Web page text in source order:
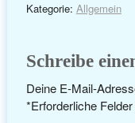
Kategorie: Allgemein
Schreibe
Deine E-Mail-
Erforderliche
*